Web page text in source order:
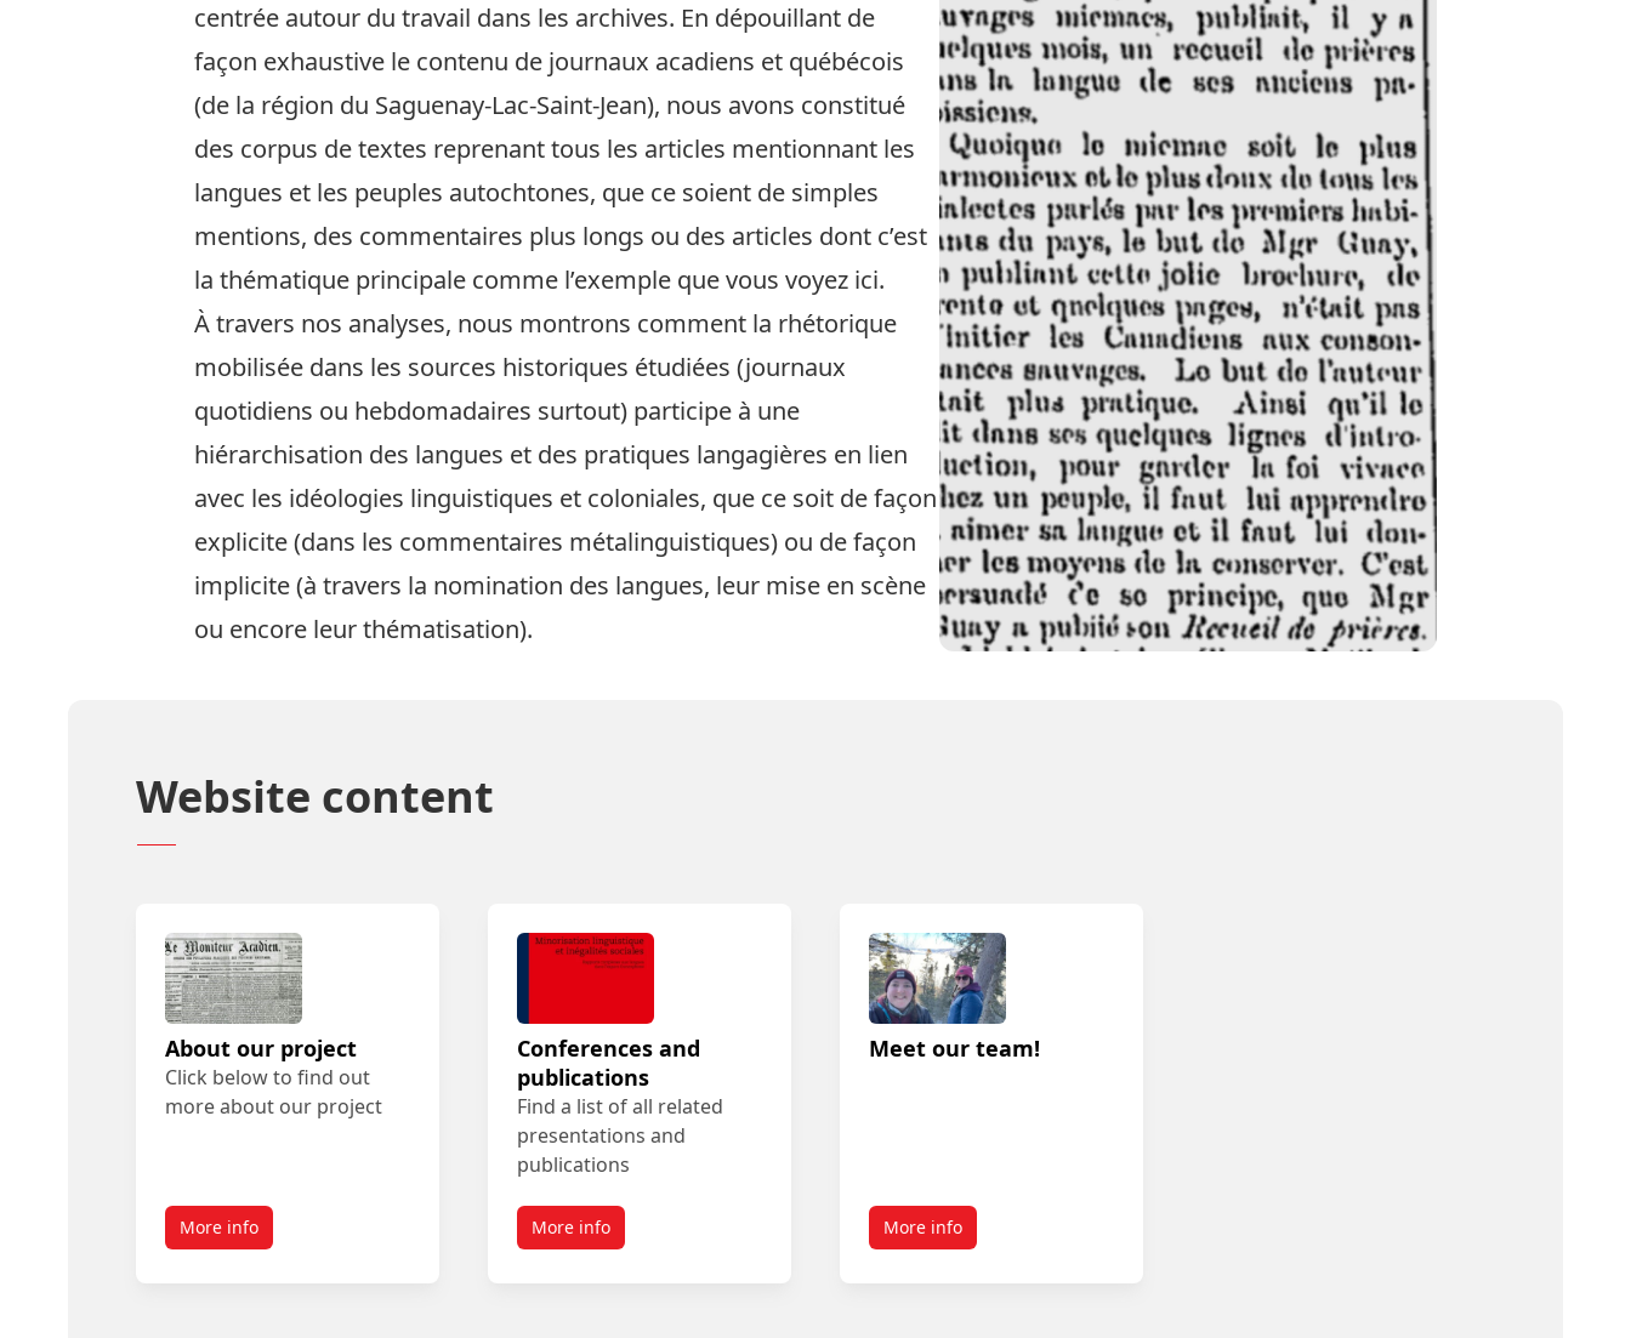
centrée autour du travail dans les archives. En dépouillant de
façon exhaustive le contenu de journaux acadiens et québécois
(de la région du Saguenay-Lac-Saint-Jean), nous avons constitué
des corpus de textes reprenant tous les articles mentionnant les
langues et les peuples autochtones, que ce soient de simples
mentions, des commentaires plus longs ou des articles dont c’est
la thématique principale comme l’exemple que vous voyez ici.
À travers nos analyses, nous montrons comment la rhétorique
mobilisée dans les sources historiques étudiées (journaux
quotidiens ou hebdomadaires surtout) participe à une
hiérarchisation des langues et des pratiques langagières en lien
avec les idéologies linguistiques et coloniales, que ce soit de façon
explicite (dans les commentaires métalinguistiques) ou de façon
implicite (à travers la nomination des langues, leur mise en scène
ou encore leur thématisation).
Website content
About our project
Click below to find out
more about our project
More info
Conferences and
publications
Find a list of all related
presentations and
publications
More info
Meet our team!
More info